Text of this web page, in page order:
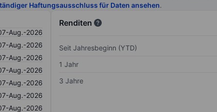
Haftungsausschluss für Daten ansehen.
Aug.-2026
Aug.-2026
Aug.-2026
Aug.-2026
Aug.-2026
Aug.-2026
Aug.-2026
Renditen
Seit Jahresbeginn (YTD)
1 Jahr
3 Jahre